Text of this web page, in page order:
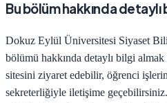
Bu bölüm hakkında detaylı
Dokuz Eylül Üniversitesi Siyaset
bölümü hakkında detaylı bilgi
sitesini ziyaret edebilir, öğrenci
sekreterliğiyle iletişime